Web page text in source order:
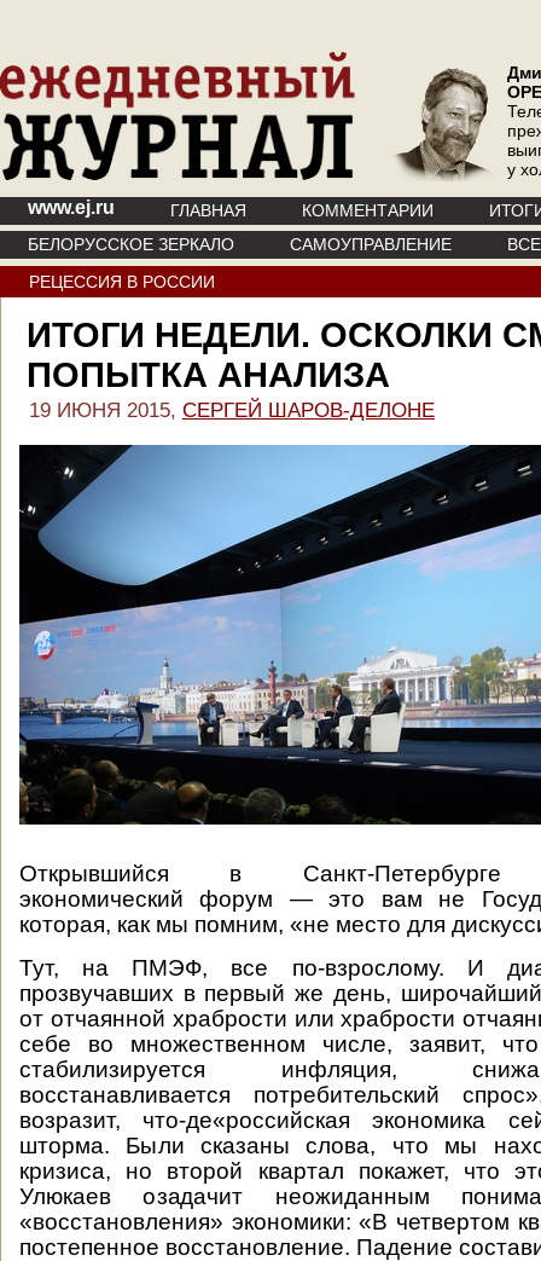
у
www.ej.ru ГЛАВНАЯ КОММЕНТАРИИ
БЕЛОРУССКОЕ ЗЕРКАЛО
САМОУПРАВЛЕНИЕ
РЕЦЕССИЯ В РОССИИ
ИТОГИ НЕДЕЛИ. ОСКОЛКИ
ПОПЫТКА АНАЛИЗА
19 ИЮНЯ 2015, СЕРГЕЙ ШАРОВ-ДЕЛОНЕ
Открывшийся в Санкт-Петербурге
экономический форум — это вам не
которая, как мы помним, «не место для
Тут, на ПМЭФ, все по-взрослому. И
прозвучавших в первый же день,
от отчаянной храбрости или храбрости
себе во множественном числе, заявит,
стабилизируется инфляция,
восстанавливается потребительский
возразит, что-де«российская экономика
шторма. Были сказаны слова, что мы
кризиса, но второй квартал покажет, что
Улюкаев озадачит неожиданным
«восстановления» экономики: «В четвертом
постепенное восстановление. Падение